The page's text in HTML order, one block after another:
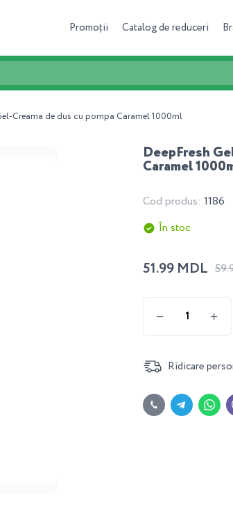
Promoții Catalog de reduceri
Creama de dus cu pompa Caramel 1000ml
DeepFresh
Caramel
Cod produs: 1186
În stoc
51.99 MDL
Ridicare